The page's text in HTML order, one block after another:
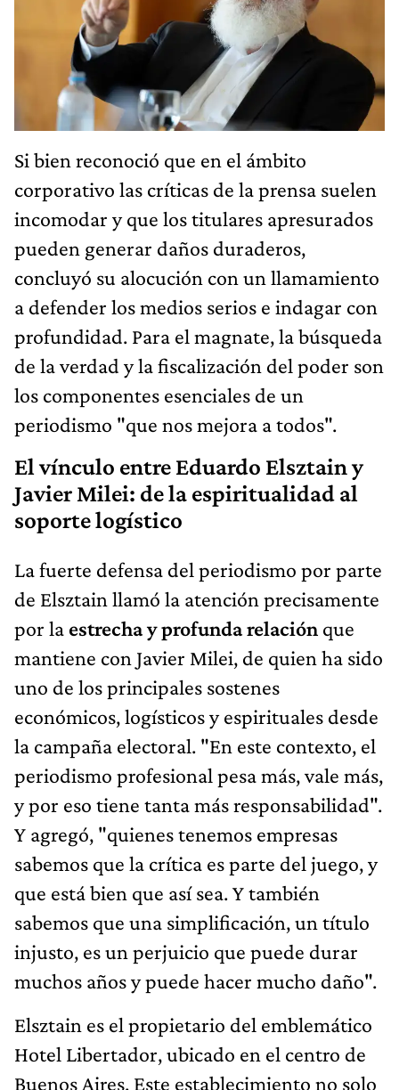
Si bien reconoció que en el ámbito
corporativo las críticas de la prensa suelen
incomodar y que los titulares apresurados
pueden generar daños duraderos,
concluyó su alocución con un llamamiento
a defender los medios serios e indagar con
profundidad. Para el magnate, la búsqueda
de la verdad y la fiscalización del poder son
los componentes esenciales de un
periodismo "que nos mejora a todos".
El vínculo entre Eduardo Elsztain y
Javier Milei: de la espiritualidad al
soporte logístico
La fuerte defensa del periodismo por parte
de Elsztain llamó la atención precisamente
por la estrecha y profunda relación que
mantiene con Javier Milei, de quien ha sido
uno de los principales sostenes
económicos, logísticos y espirituales desde
la campaña electoral. "En este contexto, el
periodismo profesional pesa más, vale más,
y por eso tiene tanta más responsabilidad".
Y agregó, "quienes tenemos empresas
sabemos que la crítica es parte del juego, y
que está bien que así sea. Y también
sabemos que una simplificación, un título
injusto, es un perjuicio que puede durar
muchos años y puede hacer mucho daño".
Elsztain es el propietario del emblemático
Hotel Libertador, ubicado en el centro de
Buenos Aires. Este establecimiento no solo